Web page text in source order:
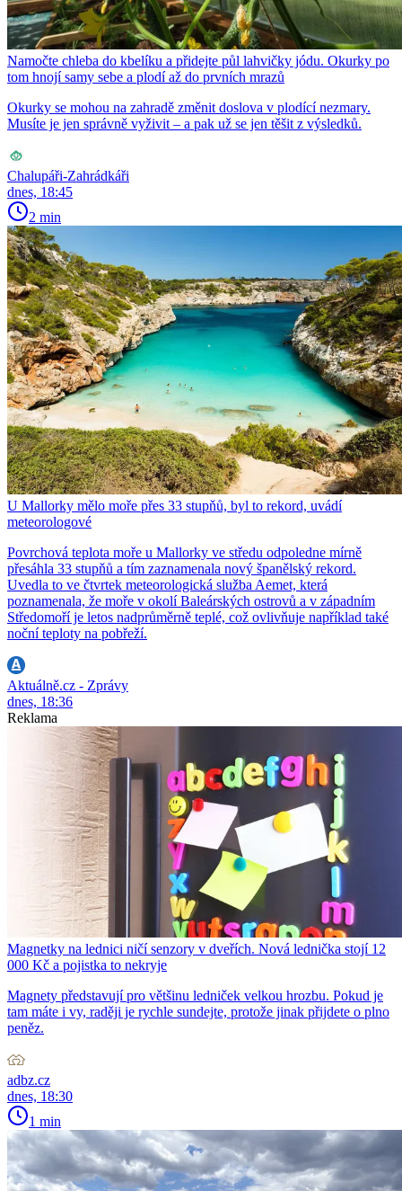
Namočte chleba do kbelíku a přidejte půl lahvičky jódu. Okurky po
tom hnojí samy sebe a plodí až do prvních mrazů
Okurky se mohou na zahradě změnit doslova v plodící nezmary.
Musíte je jen správně vyživit – a pak už se jen těšit z výsledků.
Chalupáři-Zahrádkáři
dnes, 18:45
2 min
U Mallorky mělo moře přes 33 stupňů, byl to rekord, uvádí
meteorologové
Povrchová teplota moře u Mallorky ve středu odpoledne mírně
přesáhla 33 stupňů a tím zaznamenala nový španělský rekord.
Uvedla to ve čtvrtek meteorologická služba Aemet, která
poznamenala, že moře v okolí Baleárských ostrovů a v západním
Středomoří je letos nadprůměrně teplé, což ovlivňuje například také
noční teploty na pobřeží.
Aktuálně.cz - Zprávy
dnes, 18:36
Reklama
Magnetky na lednici ničí senzory v dveřích. Nová lednička stojí 12
000 Kč a pojistka to nekryje
Magnety představují pro většinu ledniček velkou hrozbu. Pokud je
tam máte i vy, raději je rychle sundejte, protože jinak přijdete o plno
peněz.
adbz.cz
dnes, 18:30
1 min